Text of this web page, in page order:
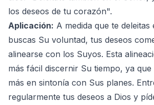
los deseos de tu corazón".
Aplicación: A medida que te
buscas Su voluntad, tus deseos
alinearse con los Suyos. Esta
más fácil discernir Su tiempo, ya
más en sintonía con Sus planes.
regularmente tus deseos a Dios y